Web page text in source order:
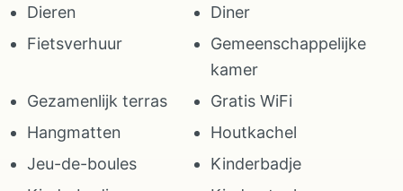
Dieren
Diner
Fietsverhuur
Gemeenschappelijke
kamer
Gezamenlijk terras
Gratis WiFi
Hangmatten
Houtkachel
Jeu-de-boules
Kinderbadje